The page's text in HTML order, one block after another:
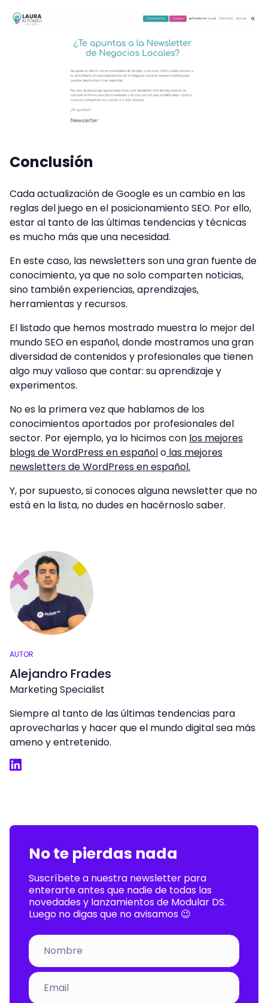
Conclusión
Cada actualización de Google es un cambio en las
reglas del juego en el posicionamiento SEO. Por ello,
estar al tanto de las últimas tendencias y técnicas
es mucho más que una necesidad.
En este caso, las newsletters son una gran fuente de
conocimiento, ya que no solo comparten noticias,
sino también experiencias, aprendizajes,
herramientas y recursos.
El listado que hemos mostrado muestra lo mejor del
mundo SEO en español, donde mostramos una gran
diversidad de contenidos y profesionales que tienen
algo muy valioso que contar: su aprendizaje y
experimentos.
No es la primera vez que hablamos de los
conocimientos aportados por profesionales del
sector. Por ejemplo, ya lo hicimos con los mejores
blogs de WordPress en españolo las mejores
newsletters de WordPress en español.
Y, por supuesto, si conoces alguna newsletter que no
está en la lista, no dudes en hacérnoslo saber.
AUTOR
Alejandro Frades
Marketing Specialist
Siempre al tanto de las últimas tendencias para
aprovecharlas y hacer que el mundo digital sea más
ameno y entretenido.
No te pierdas nada
Suscríbete a nuestra newsletter para
enterarte antes que nadie de todas las
novedades y lanzamientos de Modular DS.
Luego no digas que no avisamos 😉